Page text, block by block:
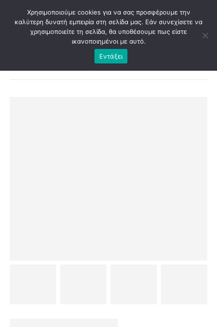
ΨΗΦΙΑΚΌ ΆΛΜΠΟΥΜ
Χρησιμοποιούμε cookies για να σας προσφέρουμε την
καλύτερη δυνατή εμπειρία στη σελίδα μας. Εάν συνεχίσετε να
χρησιμοποιείτε τη σελίδα, θα υποθέσουμε πως είστε
ικανοποιημένοι με αυτό.
Εντάξει